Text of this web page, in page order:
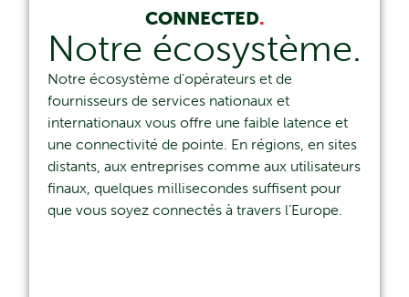
CONNECTED.
Notre écosystème.
Notre écosystème d’opérateurs et de
fournisseurs de services nationaux et
internationaux vous offre une faible latence et
une connectivité de pointe. En régions, en sites
distants, aux entreprises comme aux utilisateurs
finaux, quelques millisecondes suffisent pour
que vous soyez connectés à travers l’Europe.